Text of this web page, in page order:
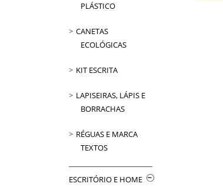
PLÁSTICO
CANETAS
ECOLÓGICAS
KIT ESCRITA
LAPISEIRAS, LÁPIS E
BORRACHAS
RÉGUAS E MARCA
TEXTOS
ESCRITÓRIO E HOME